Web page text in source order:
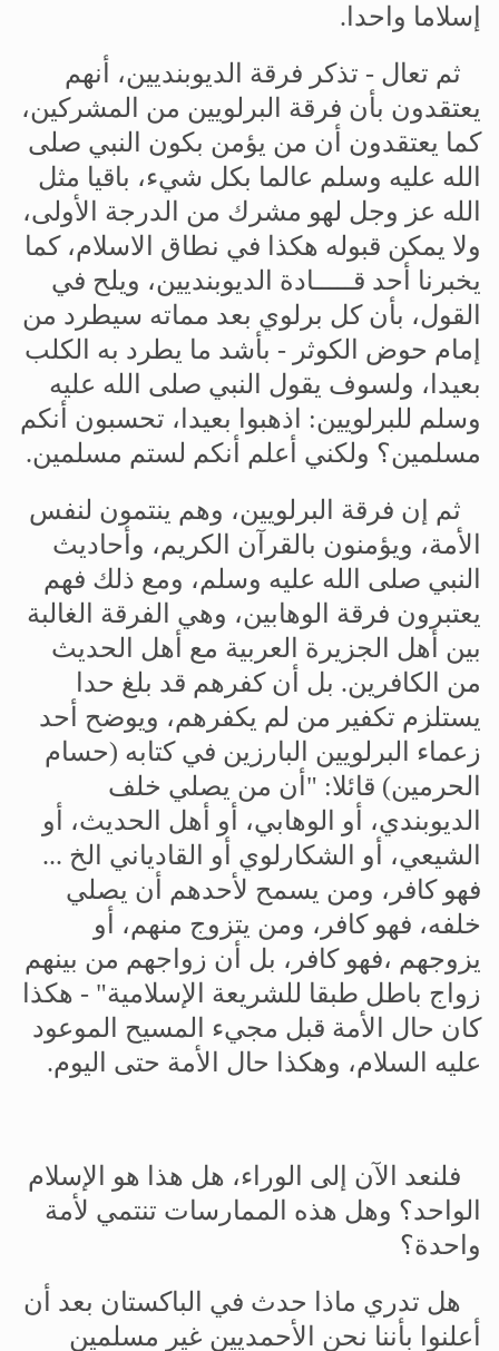
إسلاما واحدا .
ثم تعال - تذكر فرقة الديوبنديين،
أنهم
يعتقدون بأن فرقة البرلويين من
المشركين،
كما يعتقدون أن من يؤمن بكون النبي صلى
الله عليه وسلم عالما بكل شيء، باقيا مثل
الله عز وجل لهو مشرك من الدرجة
الأولى،
ولا يمكن قبوله هكذا في نطاق الاسلام، كما
يخبرنا
أحد قـــــادة الديوبنديين، ويلح في
القول، بأن كل برلوي بعد مماته سيطرد من
إمام حوض الكوثر - بأشد ما يطرد به
الكلب
بعيدا، ولسوف يقول النبي صلى الله عليه
وسلم للبرلويين: اذهبوا بعيدا، تحسبون
أنكم
مسلمين؟ ولكني أعلم أنكم لستم مسلمين.
ثم
إن فرقة البرلويين، وهم ينتمون لنفس
الأمة، ويؤمنون بالقرآن الكريم، وأحاديث
النبي صلی الله عليه وسلم، ومع ذلك فهم
يعتبرون فرقة الوهابين، وهي الفرقة
الغالبة
بين أهل الجزيرة العربية مع أهل
الحديث
من
الكافرين. بل أن كفرهم قد بلغ حدا
يستلزم تكفير من لم يكفرهم، ويوضح
أحد
زعماء
البرلويين البارزين في كتابه (حسام
الحرمين) قائلا: " أن من يصلي خلف
الديوبندي،
أو الوهابي، أو أهل الحديث،
أو
الشيعي،
أو الشكارلوي أو القادياني الخ ...
فهو كافر، ومن يسمح لأحدهم أن يصلي
خلفه، فهو كافر، ومن يتزوج منهم،
أو
يزوجهم ،فهو كافر، بل أن زواجهم من بينهم
زواج باطل طبقا للشريعة الإسلامية" - هكذا
كان حال الأمة قبل مجيء المسيح
الموعود
عليه
السلام، وهكذا حال الأمة حتى اليوم.
فلنعد الآن إلى الوراء، هل هذا هو
الإسلام
الواحد؟ وهل هذه الممارسات تنتمي لأمة
واحدة؟
هل تدري ماذا حدث في الباكستان بعد
أن
أعلنوا
بأننا نحن الأحمديين غير مسلمين